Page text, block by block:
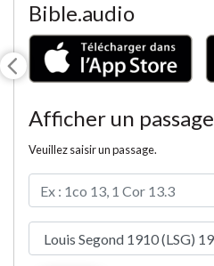
Bible.audio
Afficher un passage
Veuillez saisir un passage.